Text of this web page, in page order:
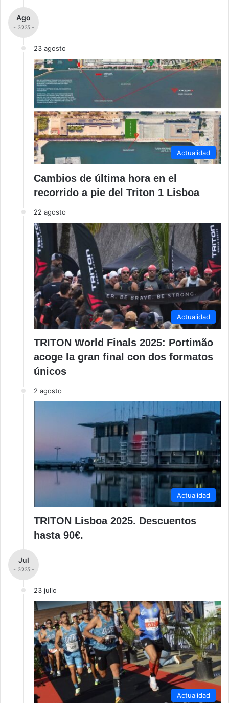
Ago
- 2025 -
23 agosto
Actualidad
Cambios de última hora en el
recorrido a pie del Triton 1 Lisboa
22 agosto
Actualidad
TRITON World Finals 2025: Portimão
acoge la gran final con dos formatos
únicos
2 agosto
Actualidad
TRITON Lisboa 2025. Descuentos
hasta 90€.
Jul
- 2025 -
23 julio
Actualidad